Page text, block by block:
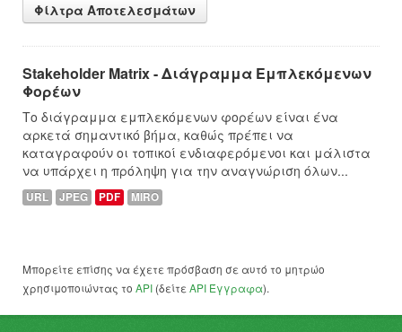
Φίλτρα Αποτελεσμάτων
Stakeholder Matrix - Διάγραμμα Εμπλεκόμενων
Φορέων
Το διάγραμμα εμπλεκόμενων φορέων είναι ένα
αρκετά σημαντικό βήμα, καθώς πρέπει να
καταγραφούν οι τοπικοί ενδιαφερόμενοι και μάλιστα
να υπάρχει η πρόληψη για την αναγνώριση όλων...
URL JPEG PDF MIRO
Μπορείτε επίσης να έχετε πρόσβαση σε αυτό το μητρώο
χρησιμοποιώντας το API (δείτε API Έγγραφα).